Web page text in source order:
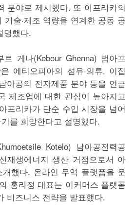
분야로 제시했다. 또 아프리카의
술·제조 역량을 연계한 공동 공
명했다.
게나(Kebour Ghenna) 범아프
에티오피아의 섬유·의류, 이집
아공의 전자제품 분야 등을 언급
제조업에 대한 관심이 높아지고
프리카가 단순 수입 시장을 넘어
를 희망한다고 설명했다.
Kotelo) 남아공전력공
재생에너지 생산 거점으로서 아
했다. 온라인 무역 플랫폼을 운
홍라정 대표는 이커머스 플랫폼
비즈니스 전략을 발표했다.